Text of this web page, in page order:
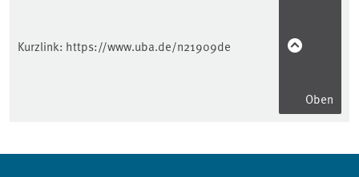
Kurzlink: https://www.uba.de/n21909de
Oben